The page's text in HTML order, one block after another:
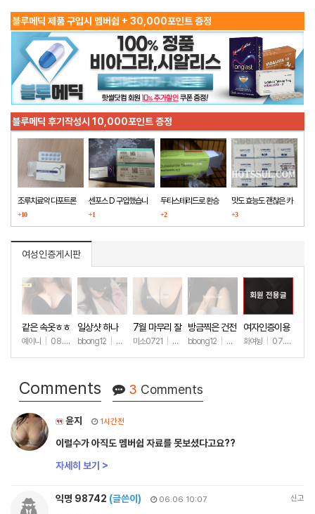
블루메딕 제품 구입시 멤버쉽 + 30,000포인트 증정
블루메딕 후기작성시 10,000포인트 증정
조루치료약 다포트론
구매했습니다
+10
센포스 D 구입했습니
다
+1
두타스테리드로 환승
+2
맛도 효능도 괜찮은 카
마그라
+3
여성인증게시판
같은 속옷ㅎㅎ
예이니 08.04 +63
일상샷 하나
bbong12 07.31+88
7월 마무리 잘
하세요🫶
미소0721 07.31+243
방금찍은 건전
한 일상샷
bbong12 07.28+89
회원 전용글
여자인증이용
ㅎㅎ
화여뉭 07.27
Comments 3 Comments
윤지 1시간전
이럴수가 아직도 멤버쉽 자료를 못보셨다고요??
자세히 보기 >
익명 98742 (글쓴이) 06.06 10:07 신고